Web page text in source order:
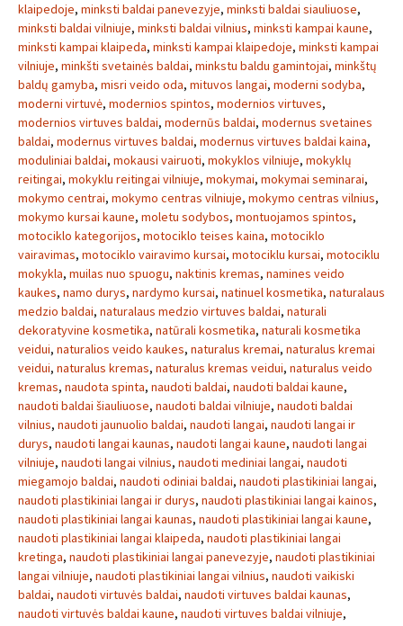
klaipedoje, minksti baldai panevezyje, minksti baldai siauliuose,
minksti baldai vilniuje, minksti baldai vilnius, minksti kampai kaune,
minksti kampai klaipeda, minksti kampai klaipedoje, minksti kampai
vilniuje, minkšti svetainės baldai, minkstu baldu gamintojai, minkštų
baldų gamyba, misri veido oda, mituvos langai, moderni sodyba,
moderni virtuvė, modernios spintos, modernios virtuves,
modernios virtuves baldai, modernūs baldai, modernus svetaines
baldai, modernus virtuves baldai, modernus virtuves baldai kaina,
moduliniai baldai, mokausi vairuoti, mokyklos vilniuje, mokyklų
reitingai, mokyklu reitingai vilniuje, mokymai, mokymai seminarai,
mokymo centrai, mokymo centras vilniuje, mokymo centras vilnius,
mokymo kursai kaune, moletu sodybos, montuojamos spintos,
motociklo kategorijos, motociklo teises kaina, motociklo
vairavimas, motociklo vairavimo kursai, motociklu kursai, motociklu
mokykla, muilas nuo spuogu, naktinis kremas, namines veido
kaukes, namo durys, nardymo kursai, natinuel kosmetika, naturalaus
medzio baldai, naturalaus medzio virtuves baldai, naturali
dekoratyvine kosmetika, natūrali kosmetika, naturali kosmetika
veidui, naturalios veido kaukes, naturalus kremai, naturalus kremai
veidui, naturalus kremas, naturalus kremas veidui, naturalus veido
kremas, naudota spinta, naudoti baldai, naudoti baldai kaune,
naudoti baldai šiauliuose, naudoti baldai vilniuje, naudoti baldai
vilnius, naudoti jaunuolio baldai, naudoti langai, naudoti langai ir
durys, naudoti langai kaunas, naudoti langai kaune, naudoti langai
vilniuje, naudoti langai vilnius, naudoti mediniai langai, naudoti
miegamojo baldai, naudoti odiniai baldai, naudoti plastikiniai langai,
naudoti plastikiniai langai ir durys, naudoti plastikiniai langai kainos,
naudoti plastikiniai langai kaunas, naudoti plastikiniai langai kaune,
naudoti plastikiniai langai klaipeda, naudoti plastikiniai langai
kretinga, naudoti plastikiniai langai panevezyje, naudoti plastikiniai
langai vilniuje, naudoti plastikiniai langai vilnius, naudoti vaikiski
baldai, naudoti virtuvės baldai, naudoti virtuves baldai kaunas,
naudoti virtuvės baldai kaune, naudoti virtuves baldai vilniuje,